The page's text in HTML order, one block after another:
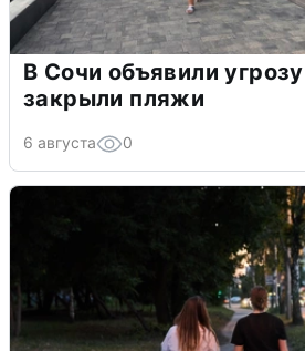
В Сочи объявили
закрыли пляжи
6 августа 0